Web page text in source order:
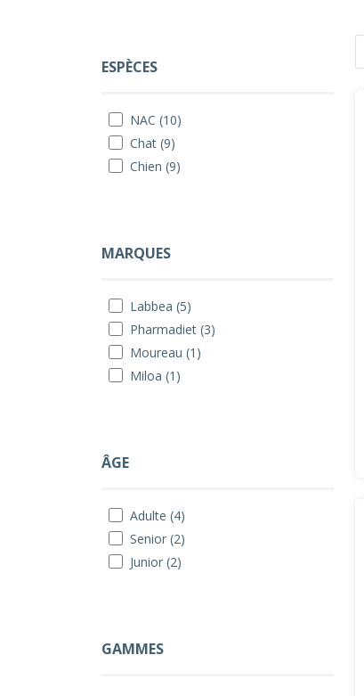
ESPÈCES
NAC (10)
Chat (9)
Chien (9)
MARQUES
Labbea (5)
Pharmadiet (3)
Moureau (1)
Miloa (1)
ÂGE
Adulte (4)
Senior (2)
Junior (2)
GAMMES